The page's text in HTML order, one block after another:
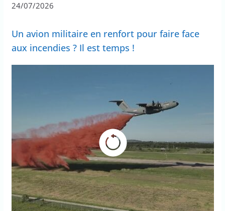
24/07/2026
Un avion militaire en renfort pour faire face
aux incendies ? Il est temps !